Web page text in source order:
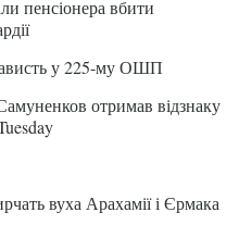
пенсіонера вбити
у 225-му ОШП
отримав відзнаку
вуха Арахамії і Єрмака